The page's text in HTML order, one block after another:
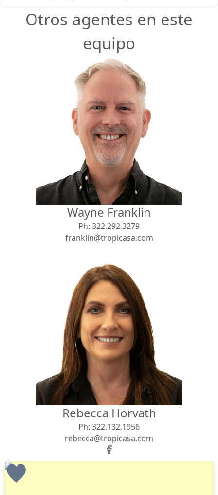
Otros agentes en este
equipo
Wayne Franklin
Ph: 322.292.3279
franklin@tropicasa.com
Rebecca Horvath
Ph: 322.132.1956
rebecca@tropicasa.com